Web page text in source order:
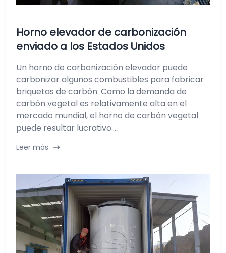
Horno elevador de carbonización
enviado a los Estados Unidos
Un horno de carbonización elevador puede
carbonizar algunos combustibles para fabricar
briquetas de carbón. Como la demanda de
carbón vegetal es relativamente alta en el
mercado mundial, el horno de carbón vegetal
puede resultar lucrativo....
Leer más